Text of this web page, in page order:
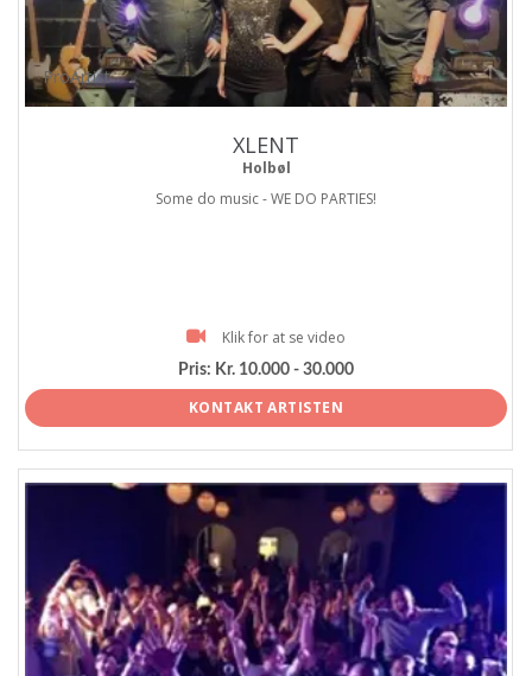
ProArtist
XLENT
Holbøl
Some do music - WE DO PARTIES!
Klik for at se video
Pris: Kr. 10.000 - 30.000
KONTAKT ARTISTEN